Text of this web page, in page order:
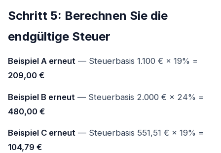
Schritt 5: Berechnen Sie die
endgültige Steuer
Beispiel A erneut — Steuerbasis 1.100 € × 19% =
209,00 €
Beispiel B erneut — Steuerbasis 2.000 € × 24% =
480,00 €
Beispiel C erneut — Steuerbasis 551,51 € × 19% =
104,79 €